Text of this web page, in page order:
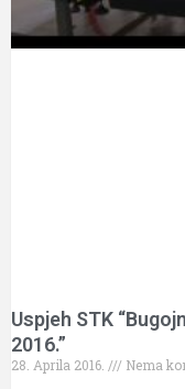
Uspjeh STK
2016.”
28. Aprila 2016.
Nema